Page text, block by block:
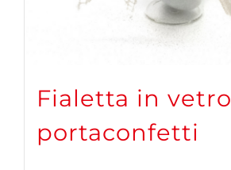
Fialetta in vetro
portaconfetti